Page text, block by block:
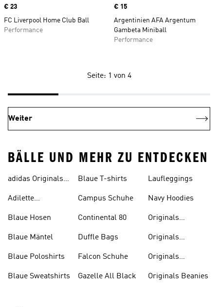
Price
€ 23
FC Liverpool Home Club Ball
Performance
Price
€ 15
Argentinien AFA Argentum
Gambeta Miniball
Performance
Seite: 1 von 4
Weiter
BÄLLE UND MEHR ZU ENTDECKEN
adidas Originals
Adilette
Blaue Hosen
Blaue Mäntel
Blaue Poloshirts
Blaue Sweatshirts
Blaue T-shirts
Campus Schuhe
Continental 80
Duffle Bags
Falcon Schuhe
Gazelle All Black
Laufleggings
Navy Hoodies
Originals
Originals
Originals
Oberteile
Originals Beanies